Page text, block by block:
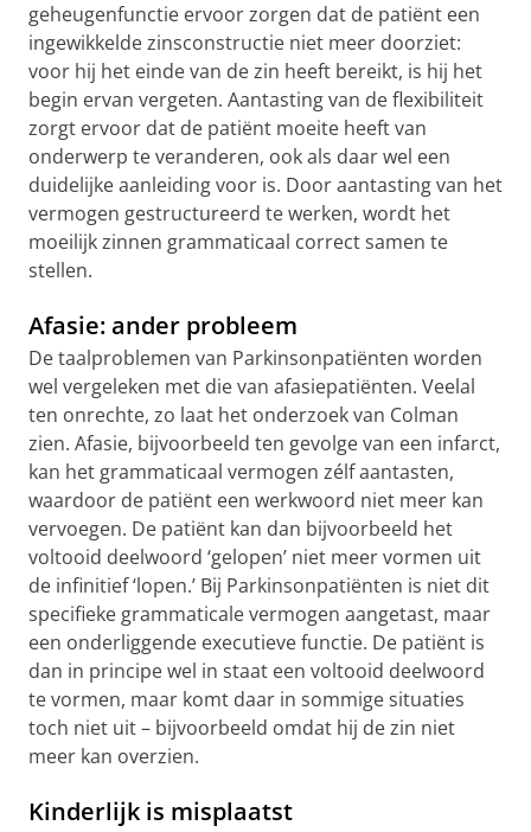
geheugenfunctie ervoor zorgen dat de patiënt een
ingewikkelde zinsconstructie niet meer doorziet:
voor hij het einde van de zin heeft bereikt, is hij het
begin ervan vergeten. Aantasting van de flexibiliteit
zorgt ervoor dat de patiënt moeite heeft van
onderwerp te veranderen, ook als daar wel een
duidelijke aanleiding voor is. Door aantasting van het
vermogen gestructureerd te werken, wordt het
moeilijk zinnen grammaticaal correct samen te
stellen.
Afasie: ander probleem
De taalproblemen van Parkinsonpatiënten worden
wel vergeleken met die van afasiepatiënten. Veelal
ten onrechte, zo laat het onderzoek van Colman
zien. Afasie, bijvoorbeeld ten gevolge van een infarct,
kan het grammaticaal vermogen zélf aantasten,
waardoor de patiënt een werkwoord niet meer kan
vervoegen. De patiënt kan dan bijvoorbeeld het
voltooid deelwoord ‘gelopen’ niet meer vormen uit
de infinitief ‘lopen.’ Bij Parkinsonpatiënten is niet dit
specifieke grammaticale vermogen aangetast, maar
een onderliggende executieve functie. De patiënt is
dan in principe wel in staat een voltooid deelwoord
te vormen, maar komt daar in sommige situaties
toch niet uit – bijvoorbeeld omdat hij de zin niet
meer kan overzien.
Kinderlijk is misplaatst